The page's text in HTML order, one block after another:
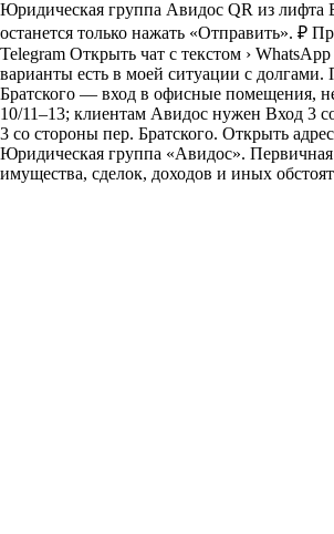
Юридическая группа Авидос QR из
останется только нажать «Отправить». ₽
Telegram Открыть чат с текстом ›
варианты есть в моей ситуации с
Братского — вход в офисные помещения,
10/11–13; клиентам Авидос нужен Вход 3
3 со стороны пер. Братского. Открыть
Юридическая группа «Авидос». Первичная
имущества, сделок, доходов и иных